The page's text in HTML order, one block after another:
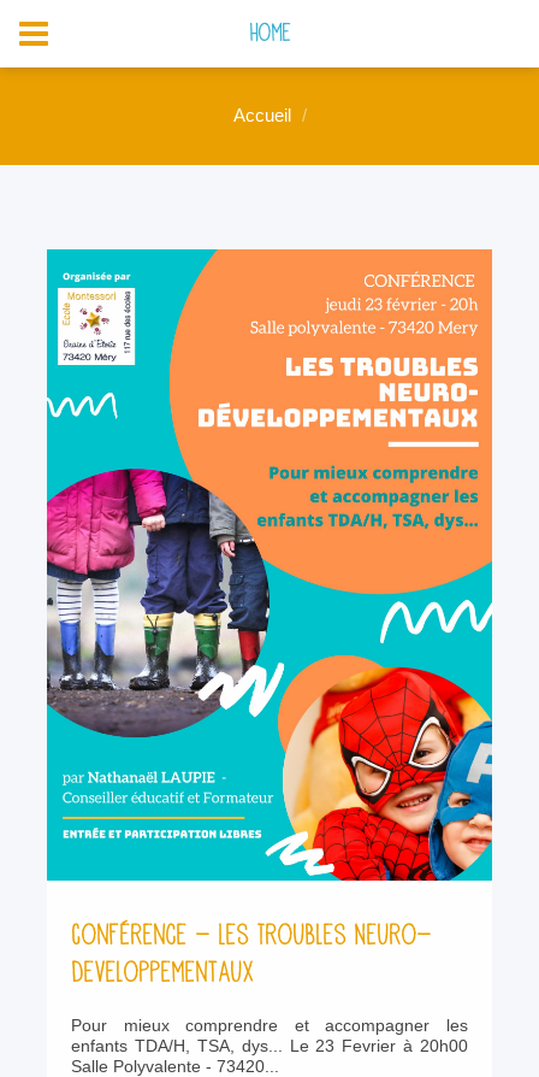
Home
Accueil
Conférence - Les Troubles Neuro-
Developpementaux
Pour mieux comprendre et accompagner les
enfants TDA/H, TSA, dys... Le 23 Fevrier à 20h00
Salle Polyvalente - 73420...